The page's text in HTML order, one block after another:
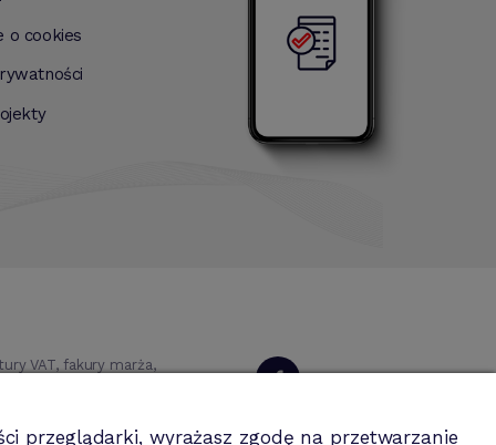
o cookies
VAT, fakury marża,
przeglądarki, wyrażasz zgodę na przetwarzanie